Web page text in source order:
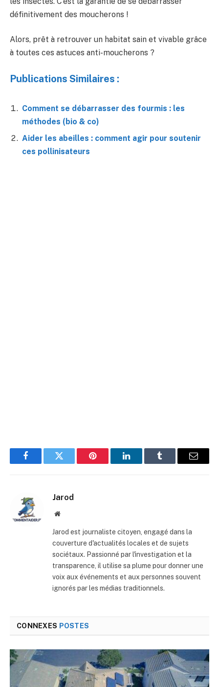
définitivement des moucherons !
Alors, prêt à retrouver un habitat sain et vivable grâce
à toutes ces astuces anti-moucherons ?
Publications Similaires :
Comment se débarrasser des fourmis : les
méthodes (bio & co)
Aider les abeilles : comment agir pour soutenir
ces pollinisateurs
FacebookTwitter Pinterest LinkedInTumblr
E-
Jarod
Site
Jarod est journaliste citoyen, engagé dans la
couverture d'actualités locales et de sujets
sociétaux. Passionné par l'investigation et la
transparence, il utilise sa plume pour donner une
voix aux événements et aux personnes souvent
ignorés par les médias traditionnels.
CONNEXES POSTES